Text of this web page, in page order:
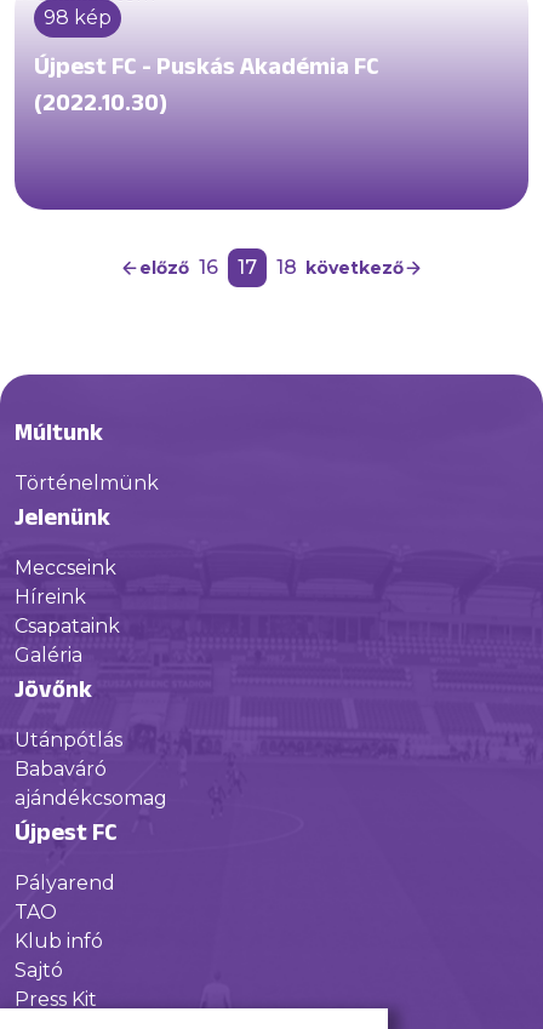
98 kép
Újpest FC - Puskás Akadémia FC
(2022.10.30)
előző 16 17 18 következő
Múltunk
Történelmünk
Jelenünk
Meccseink
Híreink
Csapataink
Galéria
Jövőnk
Utánpótlás
Babaváró
ajándékcsomag
Újpest FC
Pályarend
TAO
Klub infó
Sajtó
Press Kit